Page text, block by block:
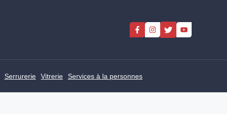
Serrurerie Vitrerie Services à la personnes